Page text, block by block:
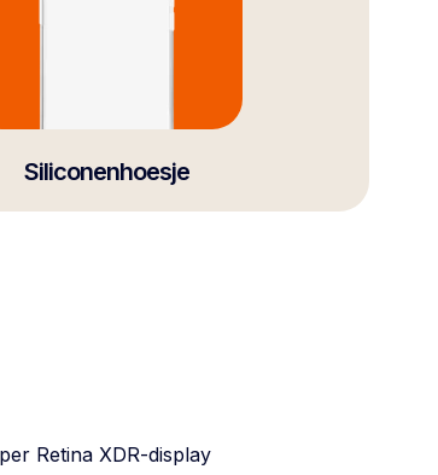
Siliconenhoesje
Retina XDR-display